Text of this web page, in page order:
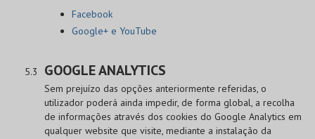
Facebook
Google+ e YouTube
GOOGLE ANALYTICS
Sem prejuízo das opções anteriormente referidas, o
utilizador poderá ainda impedir, de forma global, a recolha
de informações através dos cookies do Google Analytics em
qualquer website que visite, mediante a instalação da